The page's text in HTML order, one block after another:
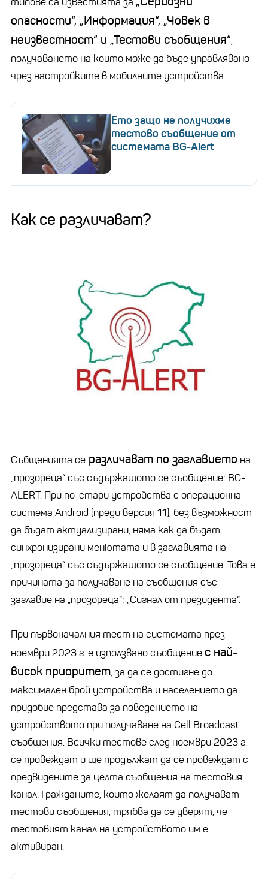
опасности“, „Информация“, „Човек в
неизвестност“ и „Тестови съобщения“,
получаването на които може да бъде управлявано
чрез настройките в мобилните устройства.
Ето защо не получихме
тестово съобщение от
системата BG-Alert
Как се различават?
Събщенията се различават по заглавието на
„прозореца“ със съдържащото се съобщение: BG-
ALERT. При по-стари устройства с операционна
система Android (преди версия 11), без възможност
да бъдат актуализирани, няма как да бъдат
синхронизирани менютата и в заглавията на
„прозореца“ със съдържащото се съобщение. Това е
причината за получаване на съобщения със
заглавие на „прозореца“: „Сигнал от президента“.
При първоначалния тест на системата през
ноември 2023 г. е използвано съобщениес най-
висок приоритет, за да се достигне до
максимален брой устройства и населението да
придобие представа за поведението на
устройството при получаване на Cell Broadcast
съобщения. Всички тестове след ноември 2023 г.
се провеждат и ще продължат да се провеждат с
предвидените за целта съобщения на тестовия
канал. Гражданите, които желаят да получават
тестови съобщения, трябва да се уверят, че
тестовият канал на устройството им е
активиран.